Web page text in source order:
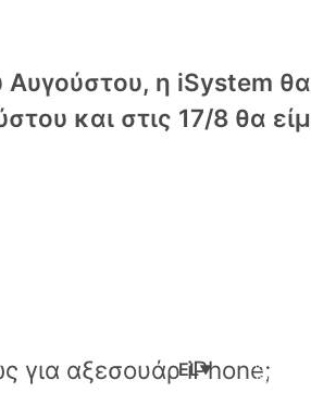
η iSystem
και στις 17/8 θα
Search
EL▼